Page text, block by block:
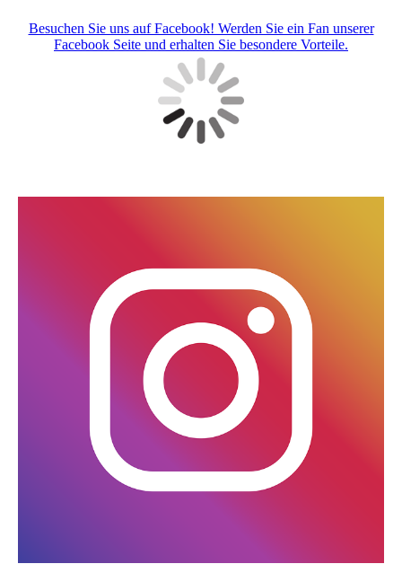
Besuchen Sie uns auf Facebook! Werden Sie ein Fan unserer
Facebook Seite und erhalten Sie besondere Vorteile.